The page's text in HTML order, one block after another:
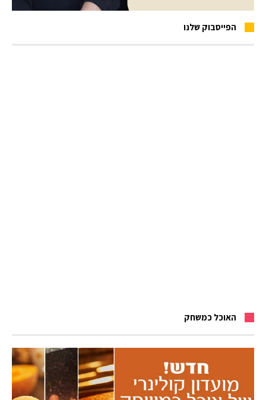
הפייסבוק שלנו
האוכל כמשחק